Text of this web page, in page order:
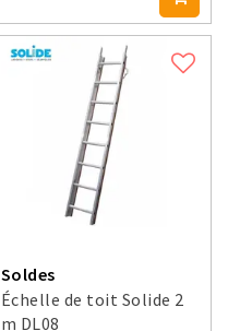
Soldes
Échelle de toit Solide 2
m DL08